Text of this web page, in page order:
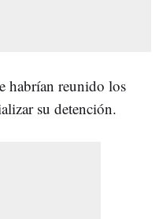
habrían reunido los
su detención.